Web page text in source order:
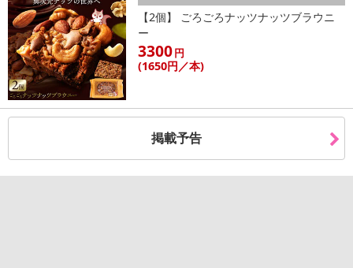
【2個】 ごろごろナッツナッツブラウニ
ー
3300円
(1650円 ／本)
掲載予告